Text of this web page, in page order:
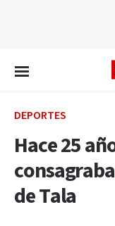
DEPORTES
Hace 25
de Tala